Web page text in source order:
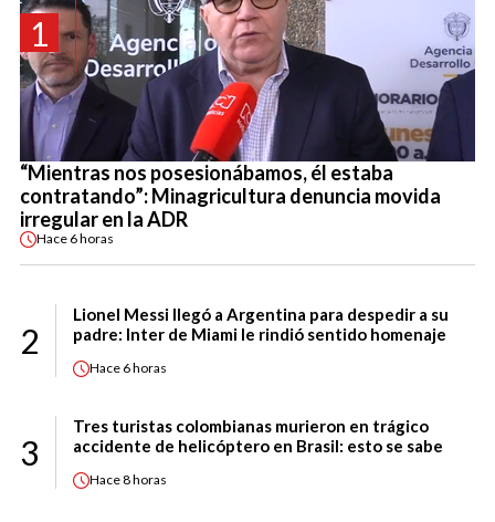
1
“Mientras nos posesionábamos, él estaba
contratando”: Minagricultura denuncia movida
irregular en la ADR
Hace 6 horas
2
Lionel Messi llegó a Argentina para despedir a su
padre: Inter de Miami le rindió sentido homenaje
Hace 6 horas
3
Tres turistas colombianas murieron en trágico
accidente de helicóptero en Brasil: esto se sabe
Hace8 horas